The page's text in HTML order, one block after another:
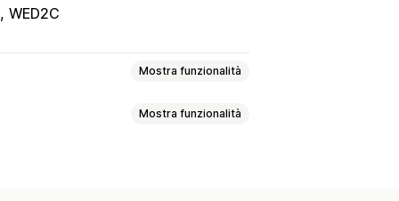
WED2C
Mostra funzionalità
Mostra funzionalità